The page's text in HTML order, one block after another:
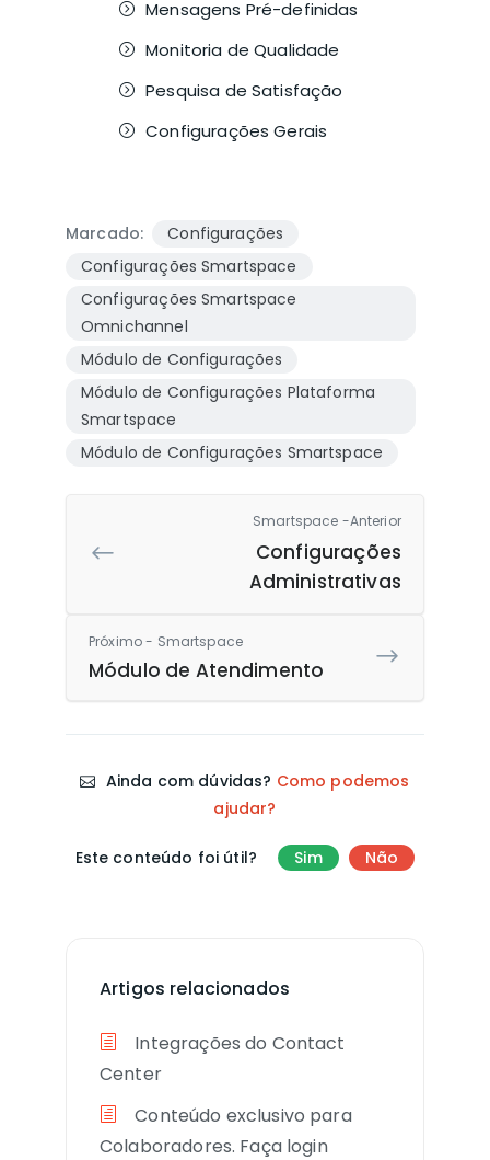
Mensagens Pré-definidas
Monitoria de Qualidade
Pesquisa de Satisfação
Configurações Gerais
Marcado:
Configurações
Configurações Smartspace
Configurações Smartspace
Omnichannel
Módulo de Configurações
Módulo de Configurações Plataforma
Smartspace
Módulo de Configurações Smartspace
Smartspace -Anterior
Configurações
Administrativas
Próximo - Smartspace
Módulo de Atendimento
Ainda com dúvidas? Como podemos
ajudar?
Este conteúdo foi útil? Sim Não
Artigos relacionados
Integrações do Contact
Center
Conteúdo exclusivo para
Colaboradores. Faça login